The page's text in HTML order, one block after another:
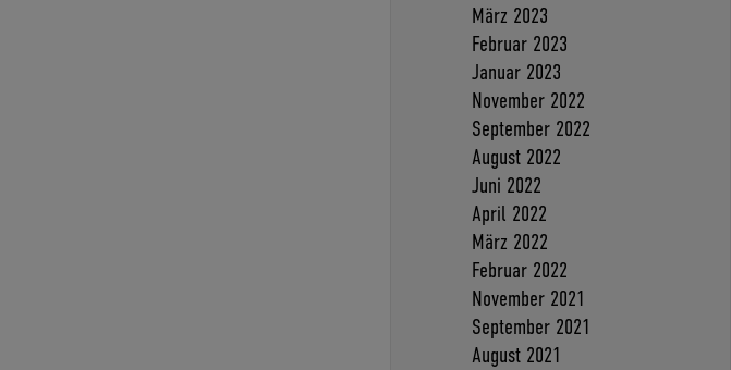
März 2023
Februar 2023
Januar 2023
November 2022
September 2022
August 2022
Juni 2022
April 2022
März 2022
Februar 2022
November 2021
September 2021
August 2021